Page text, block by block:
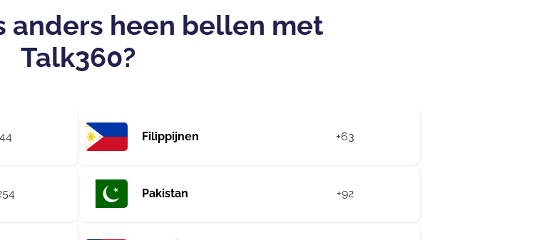
anders heen bellen met
Talk360?
Filippijnen +63
Pakistan +92